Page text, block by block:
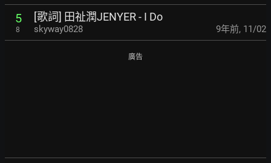
5
8
[歌詞] 田祉潤JENYER - I Do
skyway0828 9年前, 11/02
廣告